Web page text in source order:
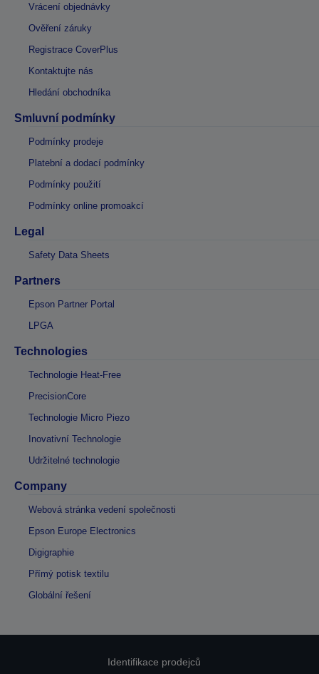
Vrácení objednávky
Ověření záruky
Registrace CoverPlus
Kontaktujte nás
Hledání obchodníka
Smluvní podmínky
Podmínky prodeje
Platební a dodací podmínky
Podmínky použití
Podmínky online promoakcí
Legal
Safety Data Sheets
Partners
Epson Partner Portal
LPGA
Technologies
Technologie Heat-Free
PrecisionCore
Technologie Micro Piezo
Inovativní Technologie
Udržitelné technologie
Company
Webová stránka vedení společnosti
Epson Europe Electronics
Digigraphie
Přímý potisk textilu
Globální řešení
Identifikace prodejců